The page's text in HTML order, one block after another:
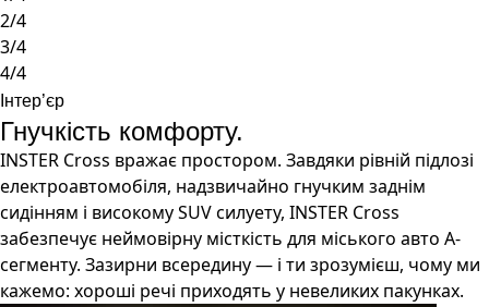
2/4
3/4
4/4
Інтер’єр
Гнучкість комфорту.
INSTER Cross вражає простором. Завдяки рівній підлозі
електроавтомобіля, надзвичайно гнучким заднім
сидінням і високому SUV силуету, INSTER Cross
забезпечує неймовірну місткість для міського авто А-
сегменту. Зазирни всередину — і ти зрозумієш, чому ми
кажемо: хороші речі приходять у невеликих пакунках.